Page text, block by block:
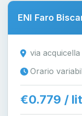
ENI Faro
via
Orario
€0.779 /